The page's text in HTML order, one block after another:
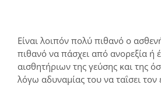
Είναι λοιπόν πολύ πιθανό ο
πιθανό να πάσχει από ανορεξία
αισθητήριων της γεύσης και της
λόγω αδυναμίας του να ταΐσει